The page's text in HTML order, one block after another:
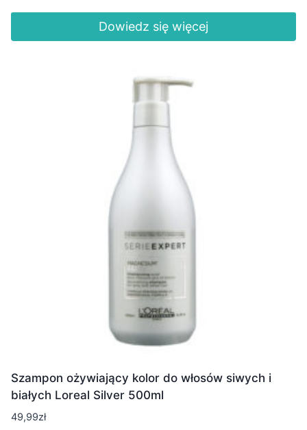
Dowiedz się więcej
Szampon ożywiający kolor do włosów siwych i
białych Loreal Silver 500ml
49,99zł